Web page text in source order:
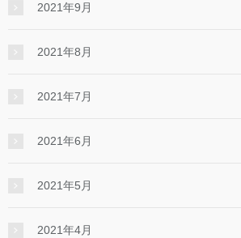
2021年9月
2021年8月
2021年7月
2021年6月
2021年5月
2021年4月